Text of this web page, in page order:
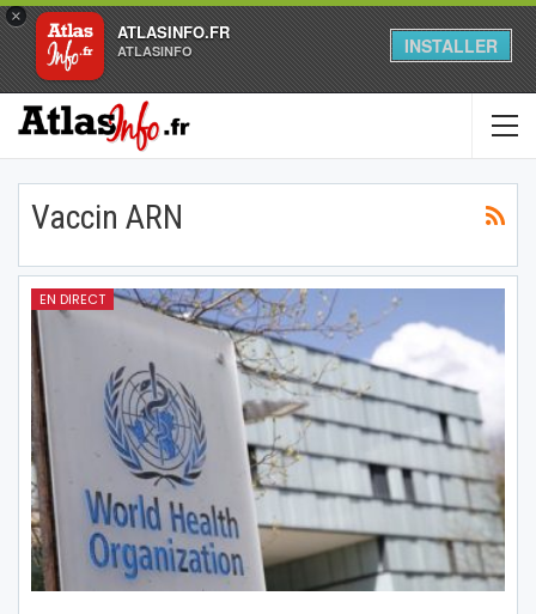
×
ATLASINFO.FR
ATLASINFO INSTALLER
Vaccin ARN
EN DIRECT